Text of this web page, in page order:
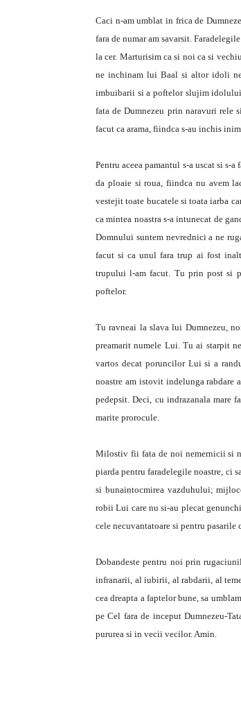
Caci n-am umblat in frica de
fara de numar am savarsit.
la cer. Marturisim ca si noi ca si
ne inchinam lui Baal si altor idoli
imbuibarii si a poftelor slujim
fata de Dumnezeu prin naravuri rele
facut ca arama, fiindca s-au inchis
Pentru aceea pamantul s-a uscat si s-
da ploaie si roua, fiindca nu avem
vestejit toate bucatele si toata iarba
ca mintea noastra s-a intunecat de
Domnului suntem nevrednici a ne
facut si ca unul fara trup ai fost
trupului l-am facut. Tu prin post si
poftelor.
Tu ravneai la slava lui Dumnezeu,
preamarit numele Lui. Tu ai starpit
vartos decat poruncilor Lui si a
noastre am istovit indelunga rabdare
pedepsit. Deci, cu indrazanala mare
marite prorocule.
Milostiv fii fata de noi nemernicii si
piarda pentru faradelegile noastre, ci
si bunaintocmirea vazduhului;
robii Lui care nu si-au plecat
cele necuvantatoare si pentru
Dobandeste pentru noi prin
infranarii, al iubirii, al rabdarii, al
cea dreapta a faptelor bune, sa
pe Cel fara de inceput Dumnezeu-
pururea si in vecii vecilor. Amin.